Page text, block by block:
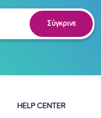
Σύγκρινε
HELP CENTER